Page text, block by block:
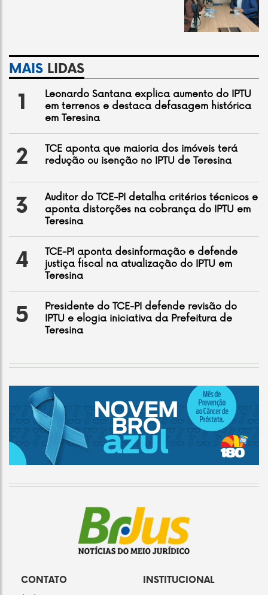
MAIS LIDAS
1
Leonardo Santana explica aumento do IPTU
em terrenos e destaca defasagem histórica
em Teresina
2
TCE aponta que maioria dos imóveis terá
redução ou isenção no IPTU de Teresina
3
Auditor do TCE-PI detalha critérios técnicos e
aponta distorções na cobrança do IPTU em
Teresina
4
TCE-PI aponta desinformação e defende
justiça fiscal na atualização do IPTU em
Teresina
5
Presidente do TCE-PI defende revisão do
IPTU e elogia iniciativa da Prefeitura de
Teresina
CONTATO INSTITUCIONAL